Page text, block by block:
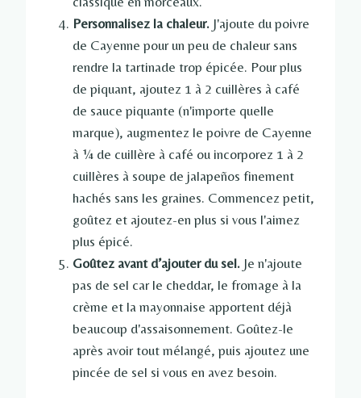
Personnalisez la chaleur. J'ajoute du poivre
de Cayenne pour un peu de chaleur sans
rendre la tartinade trop épicée. Pour plus
de piquant, ajoutez 1 à 2 cuillères à café
de sauce piquante (n'importe quelle
marque), augmentez le poivre de Cayenne
à ¼ de cuillère à café ou incorporez 1 à 2
cuillères à soupe de jalapeños finement
hachés sans les graines. Commencez petit,
goûtez et ajoutez-en plus si vous l'aimez
plus épicé.
Goûtez avant d’ajouter du sel. Je n'ajoute
pas de sel car le cheddar, le fromage à la
crème et la mayonnaise apportent déjà
beaucoup d'assaisonnement. Goûtez-le
après avoir tout mélangé, puis ajoutez une
pincée de sel si vous en avez besoin.